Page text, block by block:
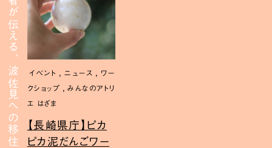
移住者が伝える、波佐見への移住 イベント , ニュース , ワー
クショップ , みんなのアトリ
エ はざま
【長崎県庁】ピカ
ピカ泥だんごワー